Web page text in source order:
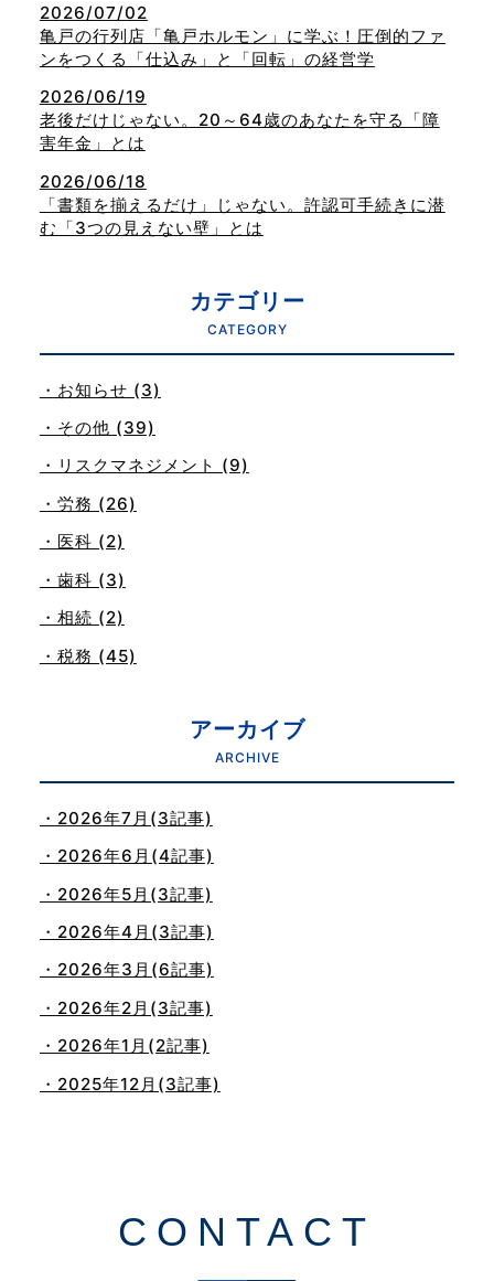
2026/07/02
亀戸の行列店「亀戸ホルモン」に学ぶ！圧倒的ファ
ンをつくる「仕込み」と「回転」の経営学
2026/06/19
老後だけじゃない。20～64歳のあなたを守る「障
害年金」とは
2026/06/18
「書類を揃えるだけ」じゃない。許認可手続きに潜
む「3つの見えない壁」とは
カテゴリー
CATEGORY
・お知らせ (3)
・その他 (39)
・リスクマネジメント (9)
・労務 (26)
・医科 (2)
・歯科 (3)
・相続 (2)
・税務 (45)
アーカイブ
ARCHIVE
・2026年7月(3記事)
・2026年6月(4記事)
・2026年5月(3記事)
・2026年4月(3記事)
・2026年3月(6記事)
・2026年2月(3記事)
・2026年1月(2記事)
・2025年12月(3記事)
・2025年8月(2記事)
CONTACT